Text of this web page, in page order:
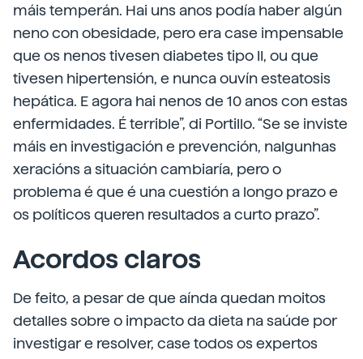
máis temperán. Hai uns anos podía haber algún
neno con obesidade, pero era case impensable
que os nenos tivesen diabetes tipo II, ou que
tivesen hipertensión, e nunca ouvín esteatosis
hepática. E agora hai nenos de 10 anos con estas
enfermidades. É terrible”, di Portillo. “Se se inviste
máis en investigación e prevención, nalgunhas
xeracións a situación cambiaría, pero o
problema é que é una cuestión a longo prazo e
os políticos queren resultados a curto prazo”.
Acordos claros
De feito, a pesar de que aínda quedan moitos
detalles sobre o impacto da dieta na saúde por
investigar e resolver, case todos os expertos